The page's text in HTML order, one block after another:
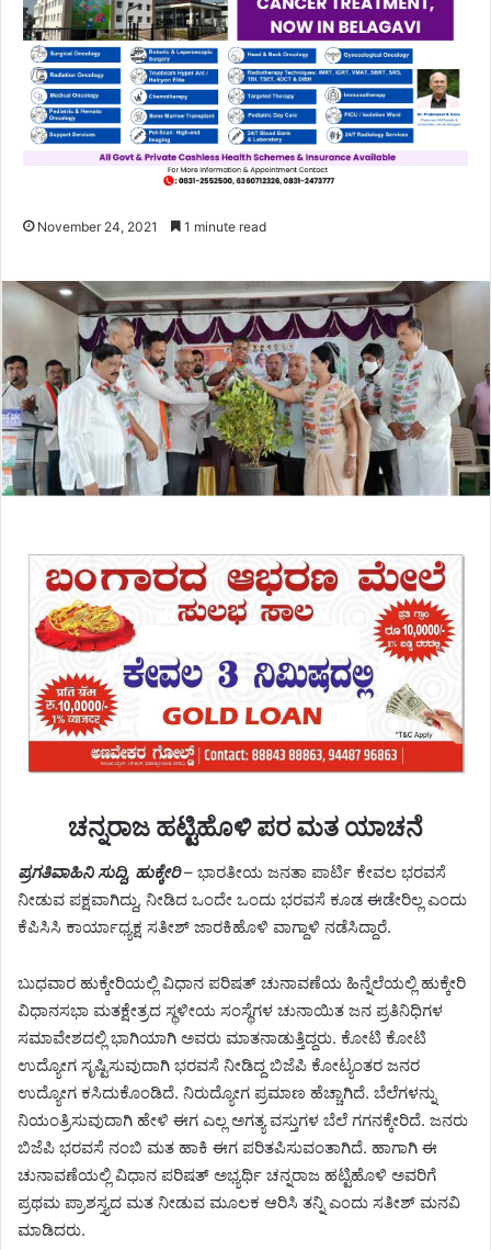
November 24, 2021 1 minute read
ಚನ್ನರಾಜ ಹಟ್ಟಿಹೊಳಿ ಪರ ಮತ ಯಾಚನೆ
ಪ್ರಗತಿವಾಹಿನಿ ಸುದ್ದಿ, ಹುಕ್ಕೇರಿ – ಭಾರತೀಯ ಜನತಾ ಪಾರ್ಟಿ ಕೇವಲ ಭರವಸೆ
ನೀಡುವ ಪಕ್ಷವಾಗಿದ್ದು, ನೀಡಿದ ಒಂದೇ ಒಂದು ಭರವಸೆ ಕೂಡ ಈಡೇರಿಲ್ಲ ಎಂದು
ಕೆಪಿಸಿಸಿ ಕಾರ್ಯಾಧ್ಯಕ್ಷ ಸತೀಶ್ ಜಾರಕಿಹೊಳಿ ವಾಗ್ದಾಳಿ ನಡೆಸಿದ್ದಾರೆ.
ಬುಧವಾರ ಹುಕ್ಕೇರಿಯಲ್ಲಿ ವಿಧಾನ ಪರಿಷತ್ ಚುನಾವಣೆಯ ಹಿನ್ನೆಲೆಯಲ್ಲಿ ಹುಕ್ಕೇರಿ
ವಿಧಾನಸಭಾ ಮತಕ್ಷೇತ್ರದ ಸ್ಥಳೀಯ ಸಂಸ್ಥೆಗಳ ಚುನಾಯಿತ ಜನ ಪ್ರತಿನಿಧಿಗಳ
ಸಮಾವೇಶದಲ್ಲಿ ಭಾಗಿಯಾಗಿ ಅವರು ಮಾತನಾಡುತ್ತಿದ್ದರು. ಕೋಟಿ ಕೋಟಿ
ಉದ್ಯೋಗ ಸೃಷ್ಟಿಸುವುದಾಗಿ ಭರವಸೆ ನೀಡಿದ್ದ ಬಿಜೆಪಿ ಕೋಟ್ಯಂತರ ಜನರ
ಉದ್ಯೋಗ ಕಸಿದುಕೊಂಡಿದೆ. ನಿರುದ್ಯೋಗ ಪ್ರಮಾಣ ಹೆಚ್ಚಾಗಿದೆ. ಬೆಲೆಗಳನ್ನು
ನಿಯಂತ್ರಿಸುವುದಾಗಿ ಹೇಳಿ ಈಗ ಎಲ್ಲ ಅಗತ್ಯ ವಸ್ತುಗಳ ಬೆಲೆ ಗಗನಕ್ಕೇರಿದೆ. ಜನರು
ಬಿಜೆಪಿ ಭರವಸೆ ನಂಬಿ ಮತ ಹಾಕಿ ಈಗ ಪರಿತಪಿಸುವಂತಾಗಿದೆ. ಹಾಗಾಗಿ ಈ
ಚುನಾವಣೆಯಲ್ಲಿ ವಿಧಾನ ಪರಿಷತ್ ಅಭ್ಯರ್ಥಿ ಚನ್ನರಾಜ ಹಟ್ಟಿಹೊಳಿ ಅವರಿಗೆ
ಪ್ರಥಮ ಪ್ರಾಶಸ್ತ್ಯದ ಮತ ನೀಡುವ ಮೂಲಕ ಆರಿಸಿ ತನ್ನಿ ಎಂದು ಸತೀಶ್ ಮನವಿ
ಮಾಡಿದರು.